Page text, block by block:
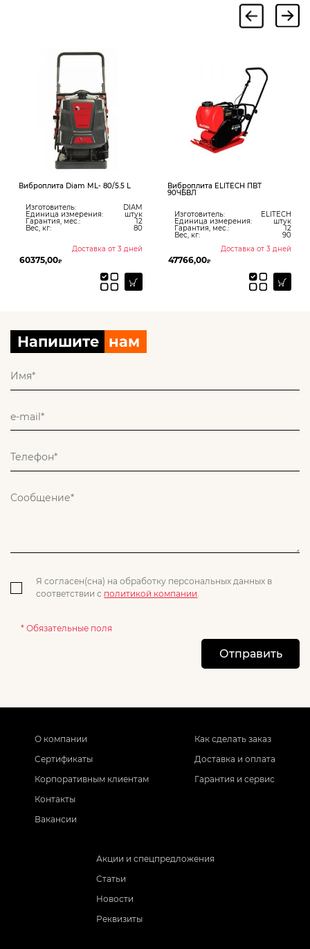
Виброплита Diam ML- 80/5.5 L
Изготовитель: DIAM
Единица измерения: штук
Гарантия, мес.:
Вес, кг:
Доставка от 3 дней
60375,00₽
Виброплита ELITECH ПВТ
90ЧБВЛ
Изготовитель: ELITECH
Единица измерения: штук
Гарантия, мес.:
Вес, кг:
Доставка от 3 дней
47766,00₽
Напишите нам
Я согласен(сна) на обработку персональных данных в
соответствии с политикой компании.
* Обязательные поля
Отправить
О компании
Сертификаты
Корпоративным клиентам
Контакты
Вакансии
Как сделать заказ
Доставка и оплата
Гарантия и сервис
Акции и спецпредложения
Статьи
Новости
Реквизиты